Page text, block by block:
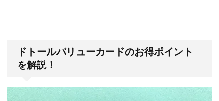
ドトールバリューカードのお得ポイント
を解説！